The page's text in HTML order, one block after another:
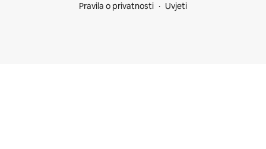
Pravila o privatnosti
Uvjeti